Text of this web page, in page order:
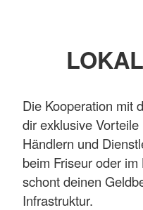
Die Kooperation mit
dir exklusive
Händlern und
beim Friseur oder
schont deinen
Infrastruktur.